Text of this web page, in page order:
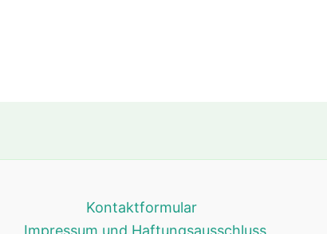
Kontaktformular